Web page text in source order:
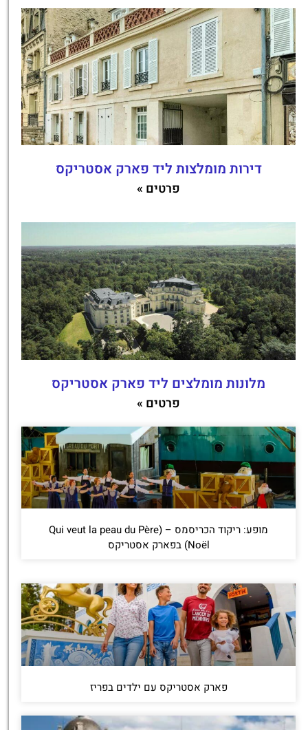
דירות מומלצות ליד פארק אסטריקס
פרטים »
מלונות מומלצים ליד פארק אסטריקס
פרטים »
מופע: ריקוד הכריסמס – (Qui veut la peau du Père
Noël) בפארק אסטריקס
פארק אסטריקס עם ילדים בפריז